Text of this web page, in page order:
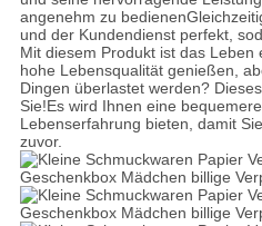
angenehm zu
und der Kundendienst perfekt,
Mit diesem Produkt ist das
hohe Lebensqualität genießen,
Dingen überlastet werden?
Sie!Es wird Ihnen eine
Lebenserfahrung bieten, damit
zuvor.